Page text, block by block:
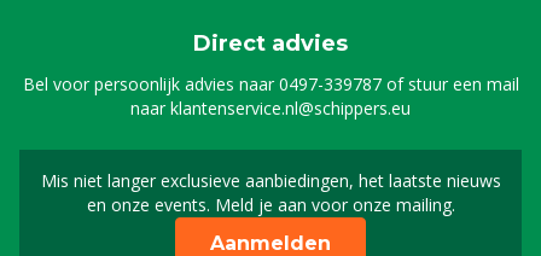
Direct advies
Bel voor persoonlijk advies naar0497-339787of stuur een mail
naarklantenservice.nl@schippers.eu
Mis niet langer exclusieve aanbiedingen, het laatste nieuws
en onze events. Meld je aan voor onze mailing.
Schrijf je in voor onze
Aanmelden